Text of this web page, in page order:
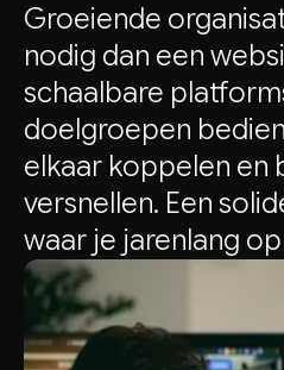
Groeiende
nodig dan een
schaalbare
doelgroepen
elkaar koppelen en
versnellen. Een
waar je jarenlang